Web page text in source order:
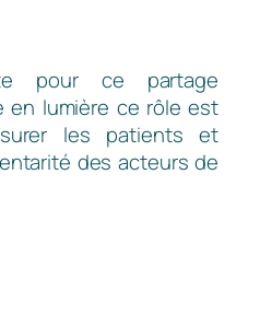
pour ce partage
en lumière ce rôle est
les patients et
des acteurs de